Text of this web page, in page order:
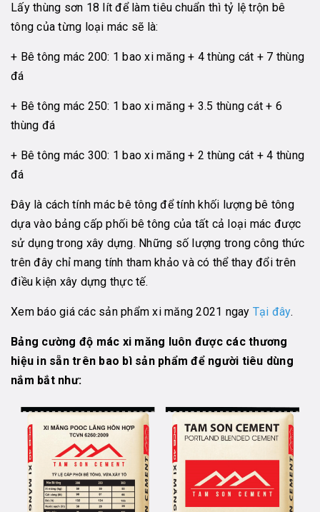
Lấy thùng sơn 18 lít để làm tiêu chuẩn thì tỷ lệ trộn bê
tông của từng loại mác sẽ là:
+ Bê tông mác 200: 1 bao xi măng + 4 thùng cát + 7 thùng
đá
+ Bê tông mác 250: 1 bao xi măng + 3.5 thùng cát + 6
thùng đá
+ Bê tông mác 300: 1 bao xi măng + 2 thùng cát + 4 thùng
đá
Đây là cách tính mác bê tông để tính khối lượng bê tông
dựa vào bảng cấp phối bê tông của tất cả loại mác được
sử dụng trong xây dựng. Những số lượng trong công thức
trên đây chỉ mang tính tham khảo và có thể thay đổi trên
điều kiện xây dựng thực tế.
Xem báo giá các sản phẩm xi măng 2021 ngay Tại đây.
Bảng cường độ mác xi măng luôn được các thương
hiệu in sẵn trên bao bì sản phẩm để người tiêu dùng
nắm bắt như: